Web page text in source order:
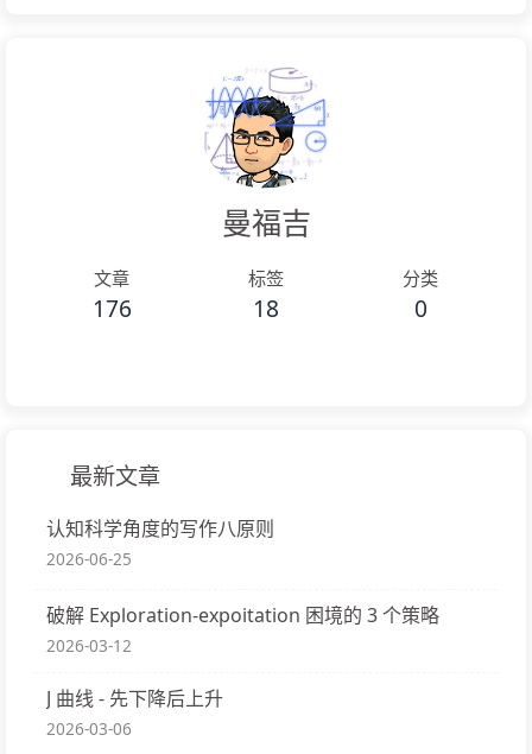
曼福吉
文章
176
标签
18
分类
0
最新文章
认知科学角度的写作八原则
2026-06-25
破解 Exploration-expoitation 困境的 3 个策略
2026-03-12
J 曲线 - 先下降后上升
2026-03-06